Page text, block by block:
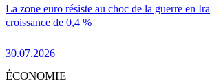
La zone euro résiste au choc de la guerre en
croissance de 0,4 %
30.07.2026
ÉCONOMIE